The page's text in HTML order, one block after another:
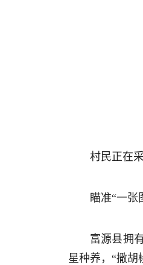
村民正在
瞄准“一张
富源县拥
星种养，“撒胡